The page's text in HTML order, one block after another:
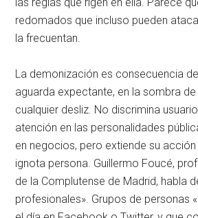
redomados que incluso pueden
la frecuentan.
La demonización es consecuencia
aguarda expectante, en la sombra
cualquier desliz. No discrimina
atención en las personalidades
en negocios, pero extiende su
ignota persona. Guillermo Foucé,
de la Complutense de Madrid, habla
profesionales». Grupos de personas